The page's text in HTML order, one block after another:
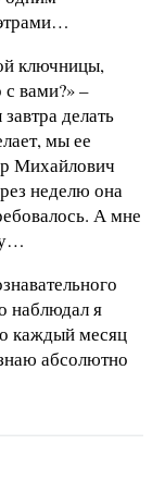
ключницы,
с вами?» –
делать
мы ее
Михайлович
неделю она
А мне
наблюдал я
каждый месяц
абсолютно